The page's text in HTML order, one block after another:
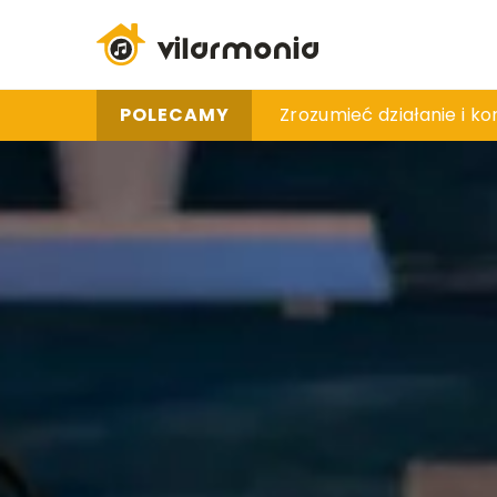
POLECAMY Jak zadbać o
Zrozumieć działanie i
Jak działają